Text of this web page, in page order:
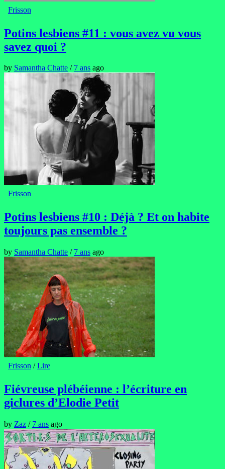
Frisson
Potins lesbiens #11 : vous avez vu vous
savez quoi ?
by Samantha Chatte / 7 ans ago
Frisson
Potins lesbiens #10 : Déjà ? Et on habite
toujours pas ensemble ?
by Samantha Chatte / 7 ans ago
Frisson /Lire
Fiévreuse plébéienne : l’écriture en
giclures d’Elodie Petit
by Zaz / 7 ans ago